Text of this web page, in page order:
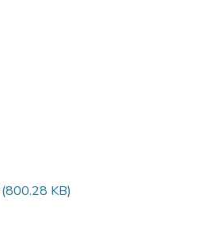
(800.28 KB)